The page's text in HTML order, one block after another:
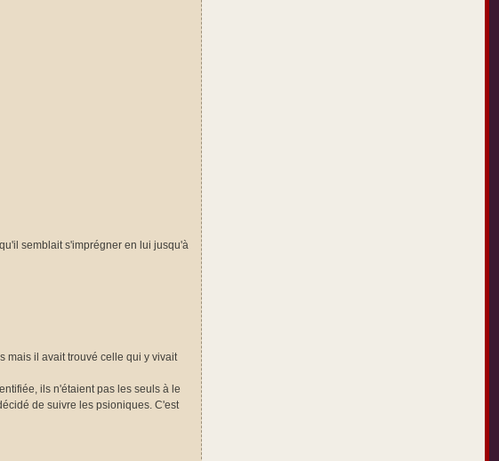
semblait s'imprégner en lui jusqu'à
mais il avait trouvé celle qui y vivait
ils n'étaient pas les seuls à le
de suivre les psioniques. C'est